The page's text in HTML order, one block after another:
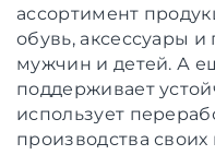
ассортимент
обувь, аксессуары
мужчин и детей. А
поддерживает
использует
производства